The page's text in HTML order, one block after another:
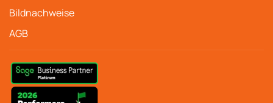
Bildnachweise
AGB